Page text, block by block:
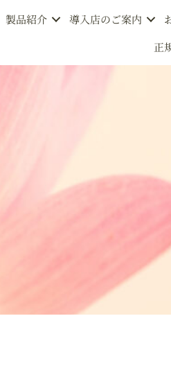
製品紹介 導入店のご案内
正